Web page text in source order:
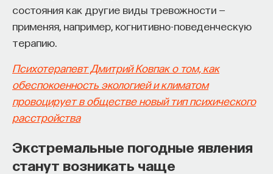
состояния как другие виды тревожности —
применяя, например, когнитивно-поведенческую
терапию.
Психотерапевт Дмитрий Ковпак о том, как
обеспокоенность экологией и климатом
провоцирует в обществе новый тип психического
расстройства
Экстремальные погодные явления
станут возникать чаще